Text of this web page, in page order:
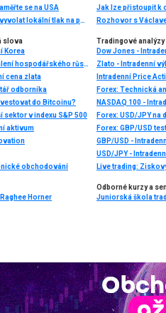
se na USA
Změny v daňovém systému USA mohou vyvolat lokální tlak na poptávku na trhu (ceny zlata a index #SPX mohou klesnout)
Jak lze přistoupit k
Rozhovor s
slova
Korea
Zpomalení hospodářského růstu
cena zlata
odborníka
do Bitcoinu?
sektor v indexu S&P 500
aktivum
obchodování
Tradingové analýzy
Dow Jones -
Zlato - Intradenní
Intradenní Price
Forex: Technická
NASDAQ 100 -
Forex: USD/JPY
Forex: GBP/USD
GBP/USD -
USD/JPY -
Live trading:
Horner
Odborné kurzy a
Juniorská škola